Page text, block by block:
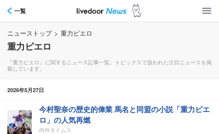
一覧
ニューストップ > 重力ピエロ
重力ピエロ
『重力ピエロ』に関するニュース記事一覧。トピックスで扱われた注目ニュースを掲
載しています。
2026年5月27日
今村聖奈の歴史的偉業 馬名と同盟の小説「重力ピエ
ロ」の人気再燃
内外タイムス